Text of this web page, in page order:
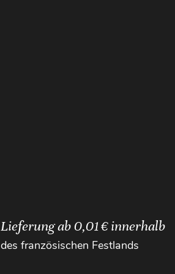
Lieferung ab 0,01 € innerhalb
des französischen Festlands